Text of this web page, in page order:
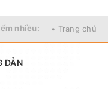
nhiều: • Trang chủ
DẪN